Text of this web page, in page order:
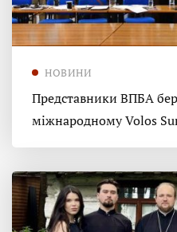
НОВИНИ
Представники ВПБА
міжнародному Volos